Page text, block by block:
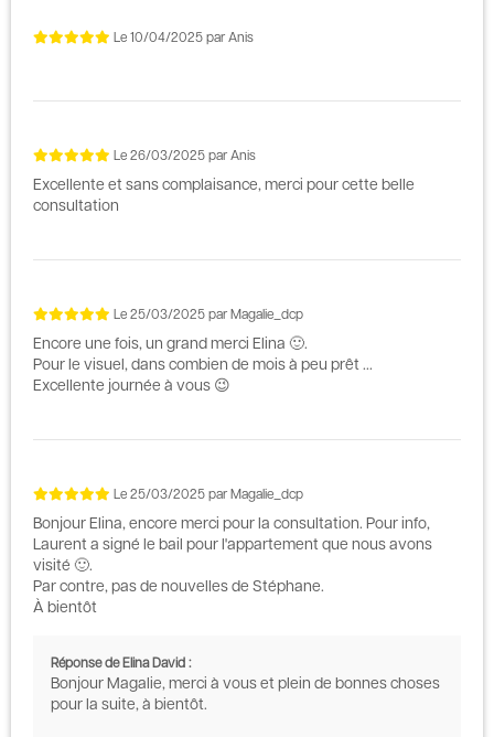
Le 10/04/2025 par Anis
Le 26/03/2025 par Anis
Excellente et sans complaisance, merci pour cette belle
consultation
Le 25/03/2025 par Magalie_dcp
Encore une fois, un grand merci Elina 🙂.
Pour le visuel, dans combien de mois à peu prêt ...
Excellente journée à vous 😉
Le 25/03/2025 par Magalie_dcp
Bonjour Elina, encore merci pour la consultation. Pour info,
Laurent a signé le bail pour l'appartement que nous avons
visité 🙂.
Par contre, pas de nouvelles de Stéphane.
À bientôt
Réponse de Elina David :
Bonjour Magalie, merci à vous et plein de bonnes choses
pour la suite, à bientôt.